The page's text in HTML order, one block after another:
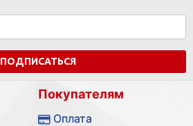
ПОДПИСАТЬСЯ
Покупателям
Оплата